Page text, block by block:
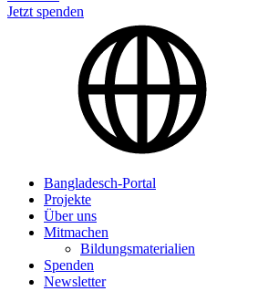
Jetzt spenden
Bangladesch-Portal
Projekte
Über uns
Mitmachen
Bildungsmaterialien
Spenden
Newsletter